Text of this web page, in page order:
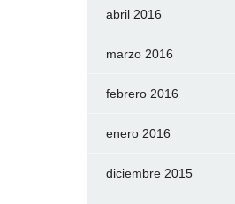
abril 2016
marzo 2016
febrero 2016
enero 2016
diciembre 2015